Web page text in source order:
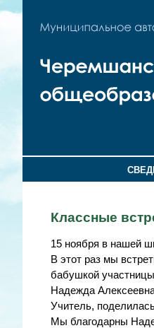
Классные
15 ноября в нашей
В этот раз мы
бабушкой
Надежда
Учитель,
Мы благодарны